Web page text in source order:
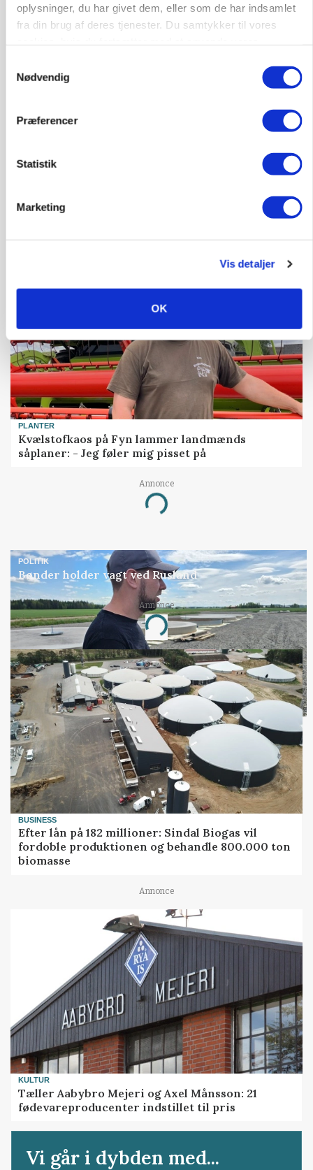
oplysninger, du har givet dem, eller som de har indsamlet
fra din brug af deres tjenester. Du samtykker til vores
Nødvendig
Præferencer
Statistik
Marketing
Vis detaljer
OK
32.500 stipladser skifter slagteri: En af landets
største producenter sender nu grisene til
PLANTER
Kvælstofkaos på Fyn lammer landmænds
såplaner: - Jeg føler mig pisset på
Annonce
Loading...
POLITIK
Bønder holder vagt ved Rusland
Annonce
Loading...
BUSINESS
Efter lån på 182 millioner: Sindal Biogas vil
fordoble produktionen og behandle 800.000 ton
biomasse
Annonce
KULTUR
Tæller Aabybro Mejeri og Axel Månsson: 21
fødevareproducenter indstillet til pris
Vi går i dybden med...